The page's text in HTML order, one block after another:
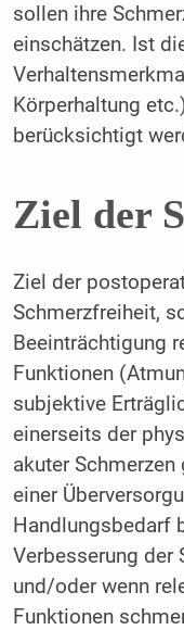
sollen ihre
einschätzen. Ist
Körperhaltung
berücksichtigt
Ziel der
Ziel der
Schmerzfreiheit,
Beeinträchtigung
Funktionen
subjektive
einerseits der
akuter
einer
Handlungsbedarf
Verbesserung der
und/oder wenn
Funktionen